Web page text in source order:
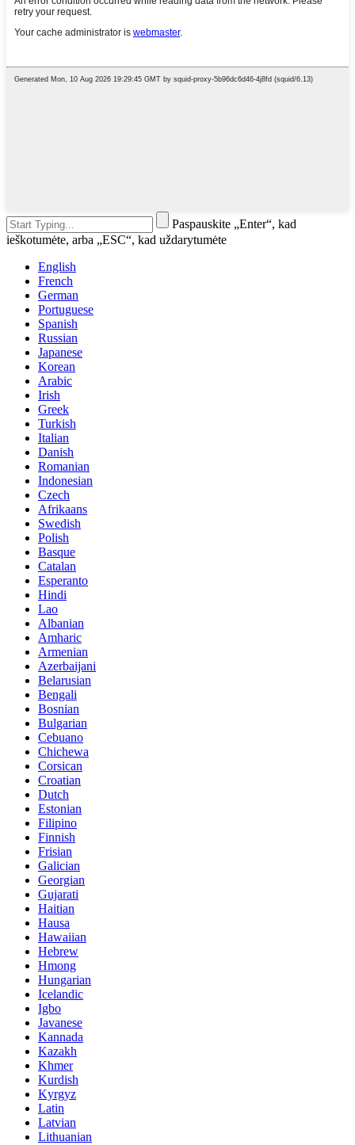
Paspauskite „Enter“, kad
ieškotumėte, arba „ESC“, kad uždarytumėte
English
French
German
Portuguese
Spanish
Russian
Japanese
Korean
Arabic
Irish
Greek
Turkish
Italian
Danish
Romanian
Indonesian
Czech
Afrikaans
Swedish
Polish
Basque
Catalan
Esperanto
Hindi
Lao
Albanian
Amharic
Armenian
Azerbaijani
Belarusian
Bengali
Bosnian
Bulgarian
Cebuano
Chichewa
Corsican
Croatian
Dutch
Estonian
Filipino
Finnish
Frisian
Galician
Georgian
Gujarati
Haitian
Hausa
Hawaiian
Hebrew
Hmong
Hungarian
Icelandic
Igbo
Javanese
Kannada
Kazakh
Khmer
Kurdish
Kyrgyz
Latin
Latvian
Lithuanian